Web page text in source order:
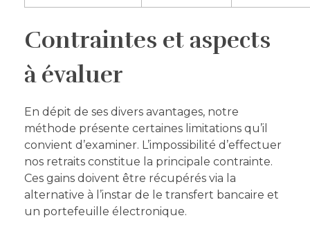
Contraintes et aspects
à évaluer
En dépit de ses divers avantages, notre
méthode présente certaines limitations qu’il
convient d’examiner. L’impossibilité d’effectuer
nos retraits constitue la principale contrainte.
Ces gains doivent être récupérés via la
alternative à l’instar de le transfert bancaire et
un portefeuille électronique.